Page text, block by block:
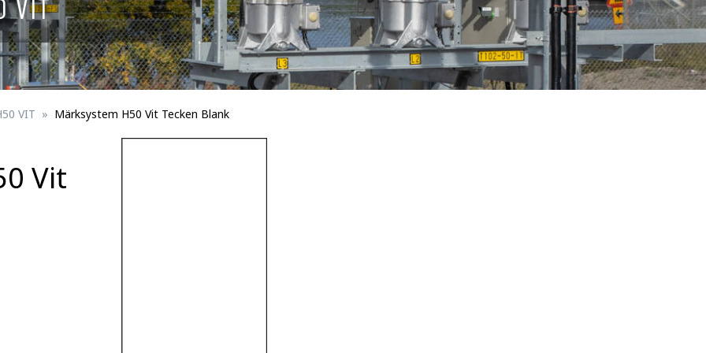
Fågelskydd
VIT
Skyltar för spårbunden trafik
Trafikportal
Trafikanordningsmateriel för trafik/person
VIT Märksystem H50 Vit Tecken Blank
Vit